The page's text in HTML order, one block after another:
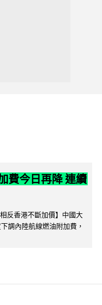
費今日再降 連續
反香港不斷加價】中國大
調內陸航線燃油附加費，